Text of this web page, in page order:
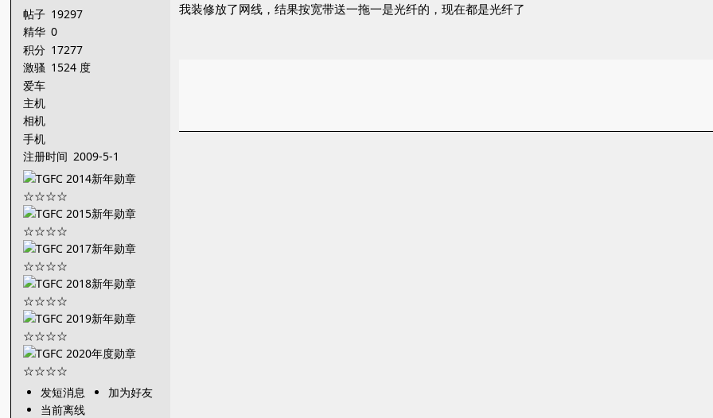
帖子 19297
精华 0
积分 17277
激骚 1524 度
爱车
主机
相机
手机
注册时间 2009-5-1
发短消息
加为好友
当前离线
我装修放了网线，结果按宽带送一拖一是光纤的，现在都是光纤了